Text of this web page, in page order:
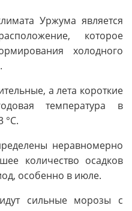
Уржума является
которое
холодного
а лета короткие
температура в
°C.
неравномерно
количество осадков
особенно в июле.
сильные морозы с